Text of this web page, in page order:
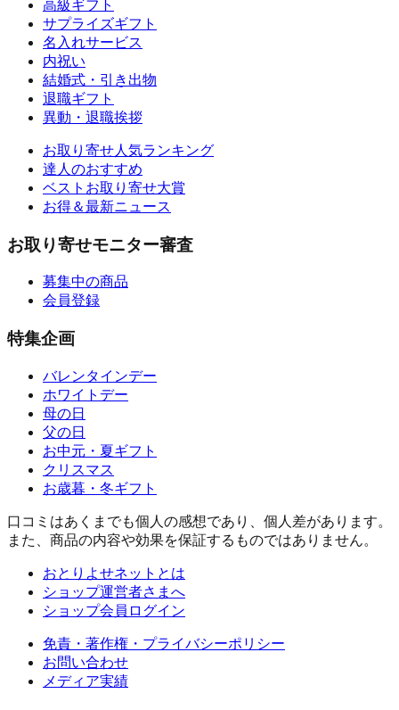
高級ギフト
サプライズギフト
名入れサービス
内祝い
結婚式・引き出物
退職ギフト
異動・退職挨拶
お取り寄せ人気ランキング
達人のおすすめ
ベストお取り寄せ大賞
お得＆最新ニュース
お取り寄せモニター審査
募集中の商品
会員登録
特集企画
バレンタインデー
ホワイトデー
母の日
父の日
お中元・夏ギフト
クリスマス
お歳暮・冬ギフト
口コミはあくまでも個人の感想であり、個人差があります。
また、商品の内容や効果を保証するものではありません。
おとりよせネットとは
ショップ運営者さまへ
ショップ会員ログイン
免責・著作権・プライバシーポリシー
お問い合わせ
メディア実績